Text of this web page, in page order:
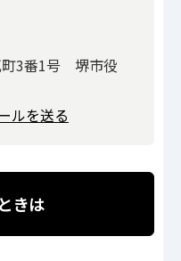
3番1号 堺市役
ルを送る
きは